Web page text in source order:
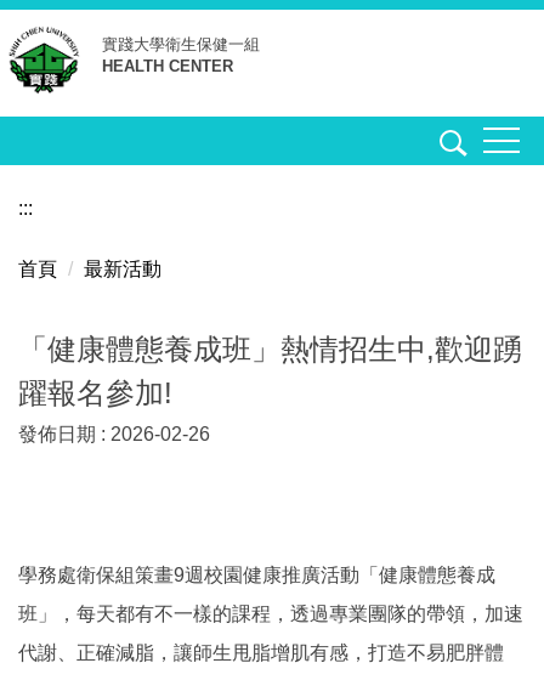
跳
到
主
要
區
實踐大學衛生保健一組
HEALTH CENTER
:::
首頁 最新活動
「健康體態養成班」熱情招生中,歡迎踴
躍報名參加!
發佈日期 : 2026-02-26
學務處衛保組策畫9週校園健康推廣活動「健康體態養成
班」，每天都有不一樣的課程，透過專業團隊的帶領，加速
代謝、正確減脂，讓師生甩脂增肌有感，打造不易肥胖體